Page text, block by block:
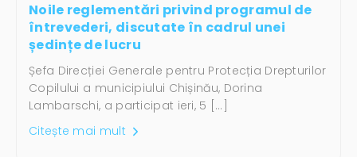
Noile reglementări privind programul de
întrevederi, discutate în cadrul unei
ședințe de lucru
Șefa Direcției Generale pentru Protecția Drepturilor
Copilului a municipiului Chișinău, Dorina
Lambarschi, a participat ieri, 5 […]
Citește mai mult